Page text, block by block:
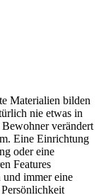
Materialien bilden
nie etwas in
verändert
Eine Einrichtung
oder eine
Features
immer eine